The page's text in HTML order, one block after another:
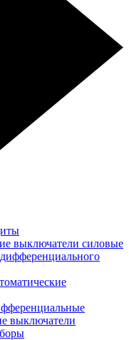
выключатели силовые
выключатели